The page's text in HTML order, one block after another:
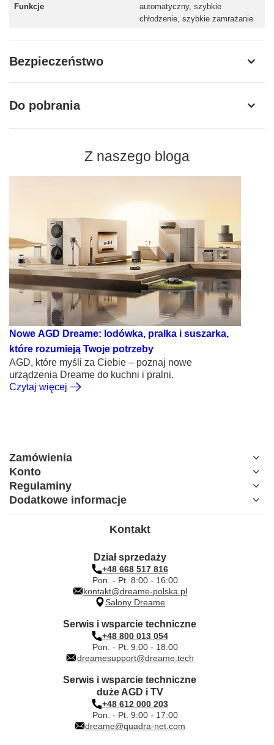
Funkcje
automatyczny, szybkie
chłodzenie, szybkie zamrażanie
Bezpieczeństwo
Do pobrania
Z naszego bloga
Nowe AGD Dreame: lodówka, pralka i suszarka,
które rozumieją Twoje potrzeby
AGD, które myśli za Ciebie – poznaj nowe
urządzenia Dreame do kuchni i pralni.
Czytaj więcej
Zamówienia
Konto
Regulaminy
Dodatkowe informacje
Kontakt
Dział sprzedaży
+48 668 517 816
Pon. - Pt. 8:00 - 16:00
kontakt@dreame-polska.pl
Salony Dreame
Serwis i wsparcie techniczne
+48 800 013 054
Pon. - Pt. 9:00 - 18:00
dreamesupport@dreame.tech
Serwis i wsparcie techniczne
duże AGD i TV
+48 612 000 203
Pon. - Pt. 9:00 - 17:00
dreame@quadra-net.com